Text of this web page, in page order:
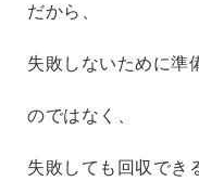
だから、
失敗しないために準
のではなく、
失敗しても回収でき